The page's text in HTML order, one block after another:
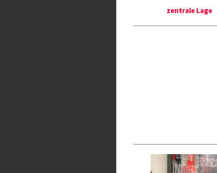
zentrale Lage